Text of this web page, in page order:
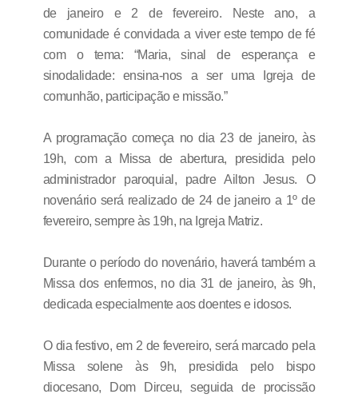
de janeiro e 2 de fevereiro. Neste ano, a
comunidade é convidada a viver este tempo de fé
com o tema: “Maria, sinal de esperança e
sinodalidade: ensina-nos a ser uma Igreja de
comunhão, participação e missão.”
A programação começa no dia 23 de janeiro, às
19h, com a Missa de abertura, presidida pelo
administrador paroquial, padre Ailton Jesus. O
novenário será realizado de 24 de janeiro a 1º de
fevereiro, sempre às 19h, na Igreja Matriz.
Durante o período do novenário, haverá também a
Missa dos enfermos, no dia 31 de janeiro, às 9h,
dedicada especialmente aos doentes e idosos.
O dia festivo, em 2 de fevereiro, será marcado pela
Missa solene às 9h, presidida pelo bispo
diocesano, Dom Dirceu, seguida de procissão